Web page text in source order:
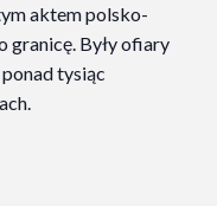
aktem polsko-
granicę. Były ofiary
tysiąc